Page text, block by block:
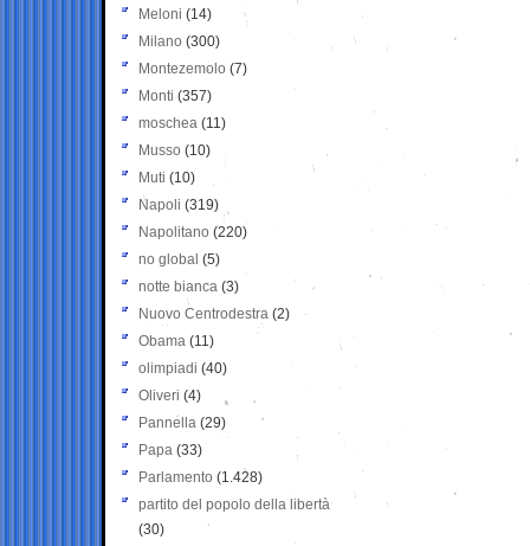
Meloni (14)
Milano (300)
Montezemolo (7)
Monti (357)
moschea (11)
Musso (10)
Muti (10)
Napoli (319)
Napolitano (220)
no global (5)
notte bianca (3)
Nuovo Centrodestra (2)
Obama (11)
olimpiadi (40)
Oliveri (4)
Pannella (29)
Papa (33)
Parlamento (1.428)
partito del popolo della libertà
(30)